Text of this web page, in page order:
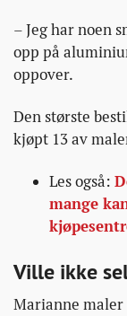
– Jeg har noen
opp på
oppover.
Den største
kjøpt 13 av
Les også:
mange
Ville ikke
Marianne maler